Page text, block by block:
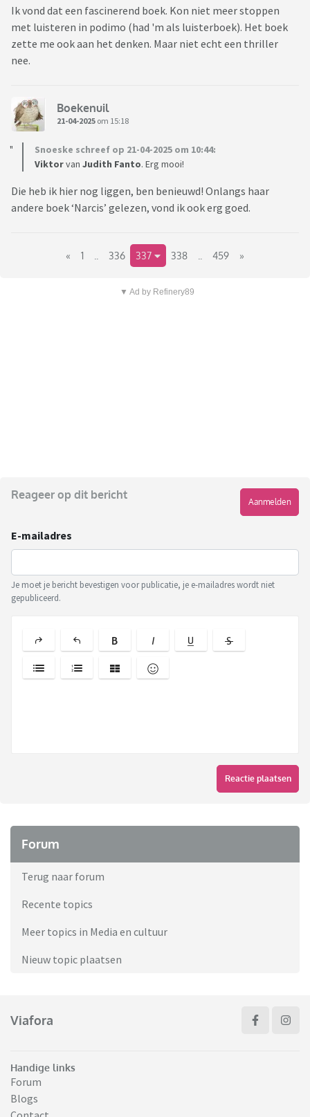
Ik vond dat een fascinerend boek. Kon niet meer stoppen
met luisteren in podimo (had 'm als luisterboek). Het boek
zette me ook aan het denken. Maar niet echt een thriller
nee.
Boekenuil
21-04-2025 om 15:18
Snoeske schreef op 21-04-2025 om 10:44:
Viktorvan Judith Fanto. Erg mooi!
Die heb ik hier nog liggen, ben benieuwd! Onlangs haar
andere boek ‘Narcis’ gelezen, vond ik ook erg goed.
« 1 336 337 338 459 »
▼ Ad by Refinery89
Reageer op dit bericht
Aanmelden
E-mailadres
Je moet je bericht bevestigen voor publicatie, je e-mailadres wordt niet
gepubliceerd.
Reactie plaatsen
Forum
Terug naar forum
Recente topics
Meer topics in Media en cultuur
Nieuw topic plaatsen
Viafora
Handige links
Forum
Blogs